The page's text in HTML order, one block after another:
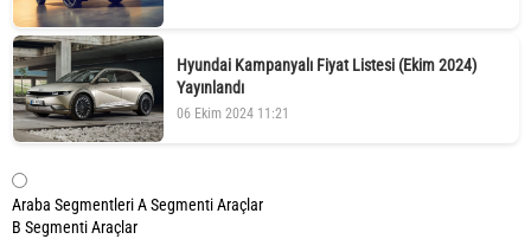
Hyundai Kampanyalı Fiyat Listesi (Ekim 2024)
Yayınlandı
06 Ekim 2024 11:21
Araba SegmentleriA Segmenti Araçlar
B Segmenti Araçlar